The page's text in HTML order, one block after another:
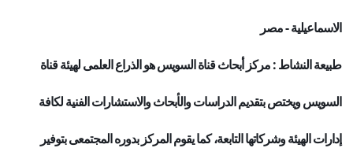
الاسماعيلية - مصر
طبيعة النشاط : مركز أبحاث قناة السويس هو الذراع العلمى لهيئة قناة
السويس ويختص بتقديم الدراسات والأبحاث والاستشارات الفنية لكافة
إدارات الهيئة وشركاتها التابعة، كما يقوم المركز بدوره المجتمعى بتوفير